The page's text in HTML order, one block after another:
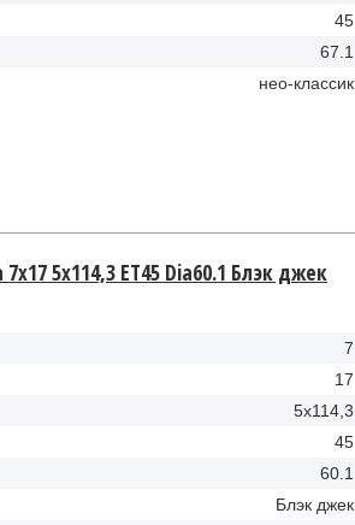
45
67.1
нео-классик
7x17 5x114,3 ET45 Dia60.1 Блэк джек
7
17
5x114,3
45
60.1
Блэк джек